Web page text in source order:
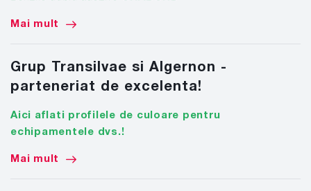
Mai mult
Grup Transilvae si Algernon -
parteneriat de excelenta!
Aici aflati profilele de culoare pentru
echipamentele dvs.!
Mai mult